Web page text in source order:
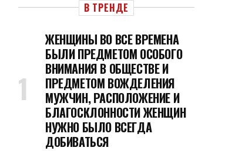
В ТРЕНДЕ
ЖЕНЩИНЫ ВО ВСЕ ВРЕМЕНА
БЫЛИ ПРЕДМЕТОМ ОСОБОГО
ВНИМАНИЯ В ОБЩЕСТВЕ И
ПРЕДМЕТОМ ВОЖДЕЛЕНИЯ
МУЖЧИН, РАСПОЛОЖЕНИЕ И
БЛАГОСКЛОННОСТИ ЖЕНЩИН
НУЖНО БЫЛО ВСЕГДА
ДОБИВАТЬСЯ